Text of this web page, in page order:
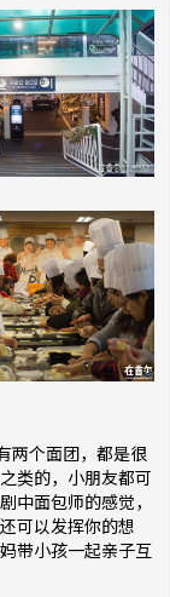
两个面团，都是很
类的，小朋友都可
中面包师的感觉，
可以发挥你的想
带小孩一起亲子互